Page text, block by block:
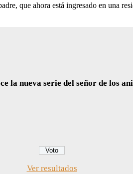
que ahora está ingresado en una
la nueva serie del señor de los
Ver resultados